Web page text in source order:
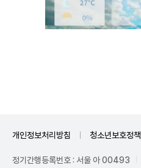
개인정보처리방침 청소년보호정책
정기간행등록번호 : 서울 아 00493